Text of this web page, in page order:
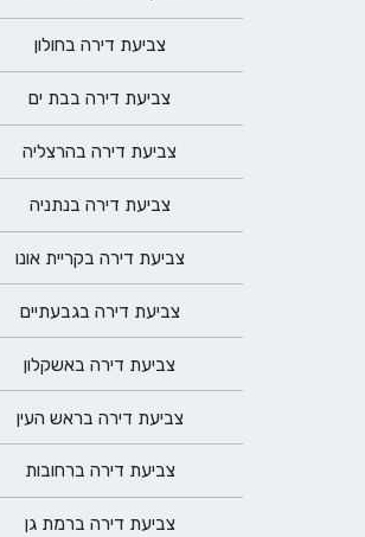
צביעת דירה בחולון
צביעת דירה בבת ים
צביעת דירה בהרצליה
צביעת דירה בנתניה
צביעת דירה בקריית אונו
צביעת דירה בגבעתיים
צביעת דירה באשקלון
צביעת דירה בראש העין
צביעת דירה ברחובות
צביעת דירה ברמת גן